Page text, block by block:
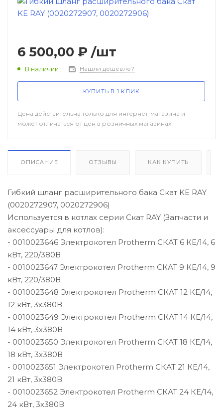
6 500,00 ₽ /шт
В наличии Нашли дешевле?
КУПИТЬ В 1 КЛИК
Цена действительна только для интернет-магазина и
может отличаться от цен в розничных магазинах
ОПИСАНИЕ ОТЗЫВЫ КАК КУПИТЬ
Гибкий шланг расширительного бака Скат KE RAY
(0020272907, 0020272906)
Используется в котлах серии Скат RAY (Запчасти и
аксессуары для котлов):
- 0010023646 Электрокотел Protherm СКАТ 6 КЕ/14, 6
кВт, 220/380В
- 0010023647 Электрокотел Protherm СКАТ 9 КЕ/14, 9
кВт, 220/380В
- 0010023648 Электрокотел Protherm СКАТ 12 КЕ/14,
12 кВт, 3х380В
- 0010023649 Электрокотел Protherm СКАТ 14 КЕ/14,
14 кВт, 3х380В
- 0010023650 Электрокотел Protherm СКАТ 18 КЕ/14,
18 кВт, 3х380В
- 0010023651 Электрокотел Protherm СКАТ 21 КE/14,
21 кВт, 3х380В
- 0010023652 Электрокотел Protherm СКАТ 24 КE/14,
24 кВт, 3х380В
Автоматика розжига, горения /
электроды / горелочные трубы
Электронные платы и провода
панели) камеры сгорания
Прочие компоненты
Распродажа / Товар со скидкой
/ Уцененный товар